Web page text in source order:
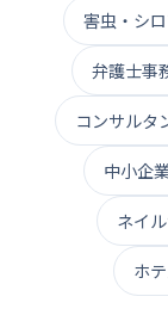
害虫・シ
弁護士事
コンサルタ
中小企
ネイ
ホ